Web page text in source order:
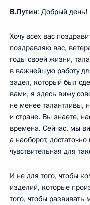
В.Путин: Добрый день!
Хочу всех вас
поздравляю вас,
годы своей жизни,
в важнейшую работу
задел, который был
вами, я здесь вижу
не менее талантливы,
и стране. Вы знаете,
времена. Сейчас, мы
а наоборот,
чувствительная для
И не для того, чтобы
изделий, которые
того, чтобы развивать